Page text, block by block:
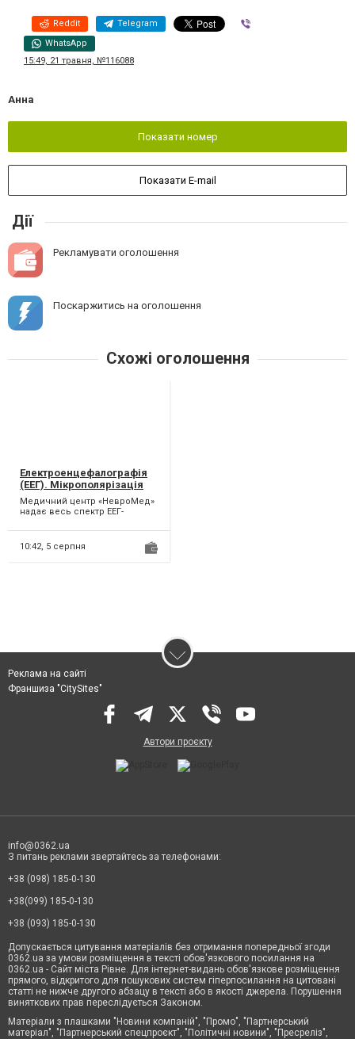
Reddit Telegram
WhatsApp
15:49, 21 травня, №116088
Анна
Показати номер
Показати E-mail
Дії
Рекламувати оголошення
Поскаржитись на оголошення
Схожі оголошення
Електроенцефалографія
(ЕЕГ). Мікрополярізація
Медичний центр «НевроМед»
надає весь спектр ЕЕГ-
(«Рутинна»);...
10:42, 5 серпня
Реклама на сайті
Франшиза "CitySites"
Автори проєкту
info@0362.ua
З питань реклами звертайтесь за телефонами:
+38 (098) 185-0-130
+38(099) 185-0-130
+38 (093) 185-0-130
Допускається цитування матеріалів без отримання попередньої згоди
0362.ua за умови розміщення в тексті обов'язкового посилання на
0362.ua - Сайт міста Рівне. Для інтернет-видань обов'язкове розміщення
прямого, відкритого для пошукових систем гіперпосилання на цитовані
статті не нижче другого абзацу в тексті або в якості джерела. Порушення
виняткових прав переслідується Законом.
Матеріали з плашками "Новини компаній", "Промо", "Партнерський
матеріал", "Партнерський спецпроєкт", "Політичні новини", "Пресреліз",